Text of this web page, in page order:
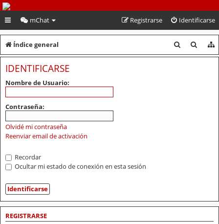
PeruVoley.com
mChat Identificarse
Registrarse
Índice general
u
u
IDENTIFICARSE
Nombre de Usuario:
Contraseña:
Olvidé mi contraseña
Reenviar email de activación
Recordar
Ocultar mi estado de conexión en esta sesión
REGISTRARSE